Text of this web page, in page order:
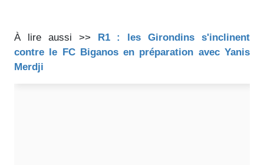
À lire aussi >>
R1 : les Girondins s'inclinent
contre le FC Biganos en préparation avec Yanis
Merdji